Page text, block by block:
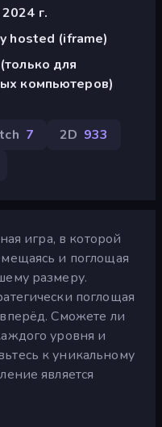
г.
hosted (iframe)
для
компьютеров)
7 2D 933
игра, в которой
и поглощая
размеру.
поглощая
Сможете ли
уровня и
к уникальному
является